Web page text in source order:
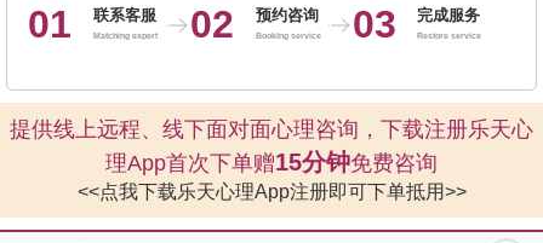
01 联系客服
Matching expert 02 预约咨询
Booking service 03 完成服务
Restore service
提供线上远程、线下面对面心理咨询，下载注册乐天心
理App首次下单赠15分钟免费咨询
<<点我下载乐天心理App注册即可下单抵用>>